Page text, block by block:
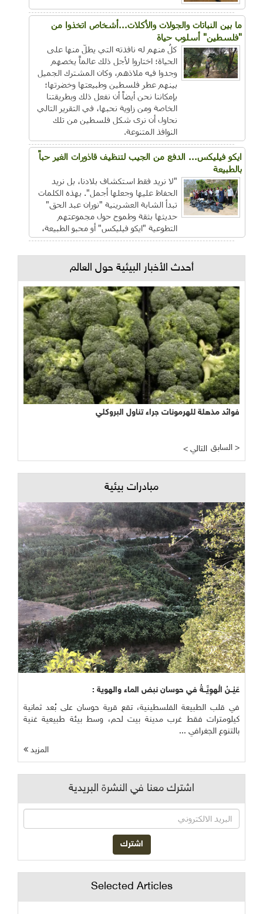
ما بين النباتات والجولات والأكلات...أشخاص اتخذوا من
"فلسطين" أسلوب حياة
كلُ منهم له نافذته التي يطلّ منها على
الحياة؛ اختاروا لأجل ذلك عالماً يخصهم
وجدوا فيه ملاذهم، وكان المشترك الجميل
بينهم عطر فلسطين وطبيعتها وخضرتها؛
بإمكاننا نحن أيضاً أن نفعل ذلك وبطريقتنا
الخاصة ومن زاوية نحبها، في التقرير التالي
نحاول أن نرى شكل فلسطين من تلك
النوافذ المتنوعة.
ايكو فيليكس... الدفع من الجيب لتنظيف قاذورات الغير حباً
بالطبيعة
"لا نريد فقط استكشاف بلادنا، بل نريد
الحفاظ عليها وجعلها أجمل". بهذه الكلمات
تبدأ الشابة العشرينية "نوران عبد الحق"
حديثها بثقة وطموح حول مجموعتهم
التطوعية "ايكو فيليكس" أو محبو الطبيعة،
أحدث الأخبار البيئية حول العالم
فوائد مذهلة للهرمونات جراء تناول البروكلي
< التالي السابق >
مبادرات بيئية
عَيْــنُ الْهوِيَّــةُ في حوسان نبض الماء والهوية :
في قلب الطبيعة الفلسطينية، تقع قرية حوسان على بُعد ثمانية
كيلومترات فقط غرب مدينة بيت لحم، وسط بيئة طبيعية غنية
بالتنوع الجغرافي ...
المزيد
اشترك معنا في النشرة البريدية
Selected Articles